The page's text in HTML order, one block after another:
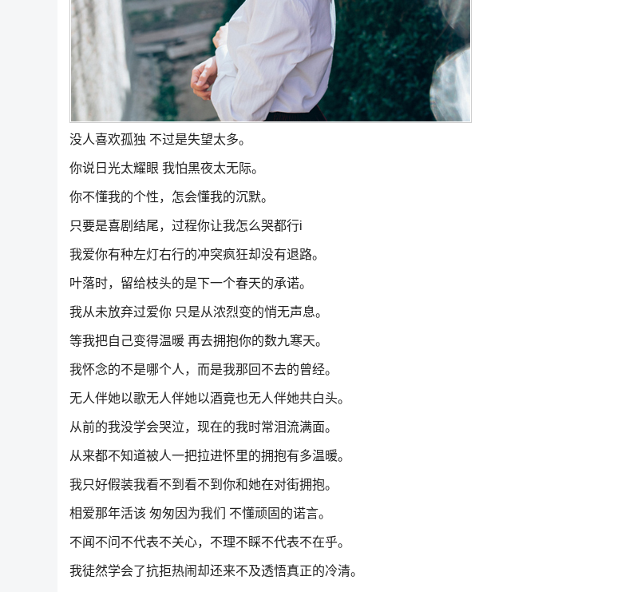
没人喜欢孤独 不过是失望太多。
你说日光太耀眼 我怕黑夜太无际。
你不懂我的个性，怎会懂我的沉默。
只要是喜剧结尾，过程你让我怎么哭都行i
我爱你有种左灯右行的冲突疯狂却没有退路。
叶落时，留给枝头的是下一个春天的承诺。
我从未放弃过爱你 只是从浓烈变的悄无声息。
等我把自己变得温暖 再去拥抱你的数九寒天。
我怀念的不是哪个人，而是我那回不去的曾经。
无人伴她以歌无人伴她以酒竟也无人伴她共白头。
从前的我没学会哭泣，现在的我时常泪流满面。
从来都不知道被人一把拉进怀里的拥抱有多温暖。
我只好假装我看不到看不到你和她在对街拥抱。
相爱那年活该 匆匆因为我们 不懂顽固的诺言。
不闻不问不代表不关心，不理不睬不代表不在乎。
我徒然学会了抗拒热闹却还来不及透悟真正的冷清。